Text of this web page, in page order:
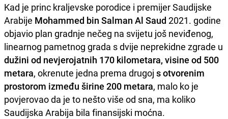
Kad je princ kraljevske porodice i premijer Saudijske
Arabije Mohammed bin Salman Al Saud 2021. godine
objavio plan gradnje nečeg na svijetu još neviđenog,
linearnog pametnog grada s dvije neprekidne zgrade u
dužini od nevjerojatnih 170 kilometara, visine od 500
metara, okrenute jedna prema drugoj s otvorenim
prostorom između širine 200 metara, malo ko je
povjerovao da je to nešto više od sna, ma koliko
Saudijska Arabija bila finansijski moćna.